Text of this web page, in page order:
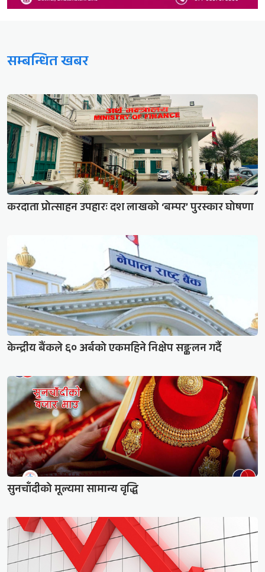
सम्बन्धित खबर
करदाता प्रोत्साहन उपहारः दश लाखको ‘बम्पर’ पुरस्कार घोषणा
केन्द्रीय बैंकले ६० अर्बको एकमहिने निक्षेप सङ्कलन गर्दै
सुनचाँदीको मूल्यमा सामान्य वृद्धि